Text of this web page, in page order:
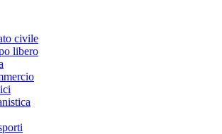
civile
libero